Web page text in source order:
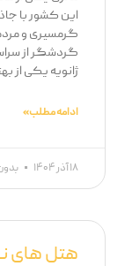
این کشور با
گرمسیری و
گردشگر از
ژانویه یکی از
ادامه مطلب »
۱۸ آذر ۱۴۰۴
هتل های